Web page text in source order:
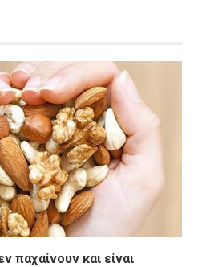
παχαίνουν και είναι